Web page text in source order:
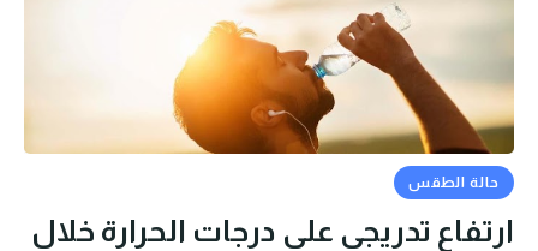
حالة الطقس
ارتفاع تدريجي على درجات الحرارة خلال